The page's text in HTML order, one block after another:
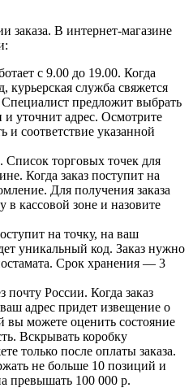
заказа. В интернет-магазине
с 9.00 до 19.00. Когда
курьерская служба свяжется
Специалист предложит выбрать
и уточнит адрес. Осмотрите
и соответствие указанной
Список торговых точек для
Когда заказ поступит на
Для получения заказа
в кассовой зоне и назовите
на точку, на ваш
уникальный код. Заказ нужно
Срок хранения — 3
почту России. Когда заказ
адрес придет извещение о
вы можете оценить состояние
Вскрывать коробку
только после оплаты заказа.
не больше 10 позиций и
превышать 100 000 р.